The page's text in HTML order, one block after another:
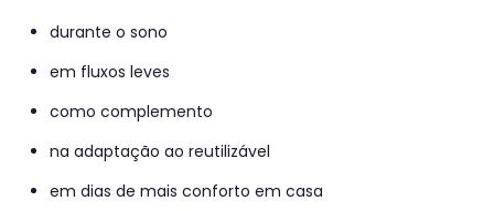
durante o sono
em fluxos leves
como complemento
na adaptação ao reutilizável
em dias de mais conforto em casa